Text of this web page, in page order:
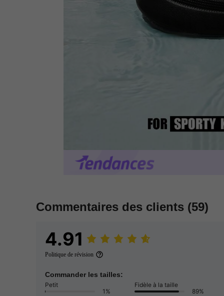
Commentaires des clients (59)
4.91
Politique de révision
Commander les tailles:
Petit
1%
Fidèle à la taille
89%